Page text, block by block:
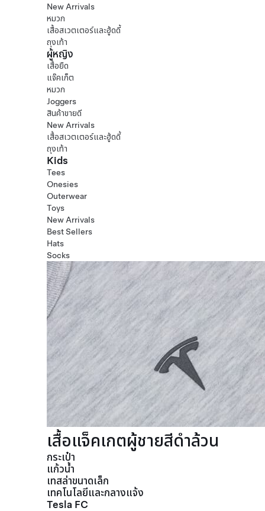
New Arrivals
หมวก
เสื้อสเวตเตอร์และฮู้ดดี้
ถุงเท้า
ผู้หญิง
เสื้อยืด
แจ๊คเก็ต
หมวก
Joggers
สินค้าขายดี
New Arrivals
เสื้อสเวตเตอร์และฮู้ดดี้
ถุงเท้า
Kids
Tees
Onesies
Outerwear
Toys
New Arrivals
Best Sellers
Hats
Socks
เสื้อแจ็คเกตผู้ชายสีดำล้วน
กระเป๋า
แก้วน้ำ
เทสล่าขนาดเล็ก
เทคโนโลยีและกลางแจ้ง
Tesla FC